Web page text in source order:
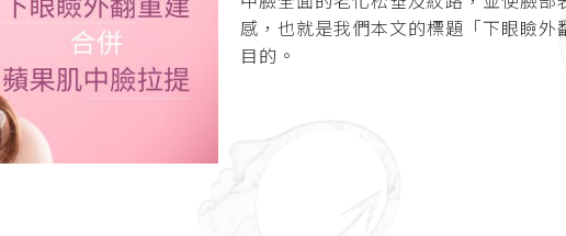
感，也就是我們本文的標題「下眼瞼外
目的。